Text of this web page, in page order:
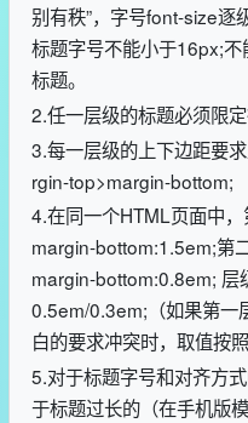
别有秩”，字号font-size逐
标题字号不能小于16px;
标题。
2.任一层级的标题必须限
3.每一层级的上下边距要
rgin-top>margin-bottom;
4.在同一个HTML页面中
margin-bottom:1.5em;第
margin-bottom:0.8em; 层
0.5em/0.3em;（如果第一
白的要求冲突时，取值按
5.对于标题字号和对齐方
于标题过长的（在手机版